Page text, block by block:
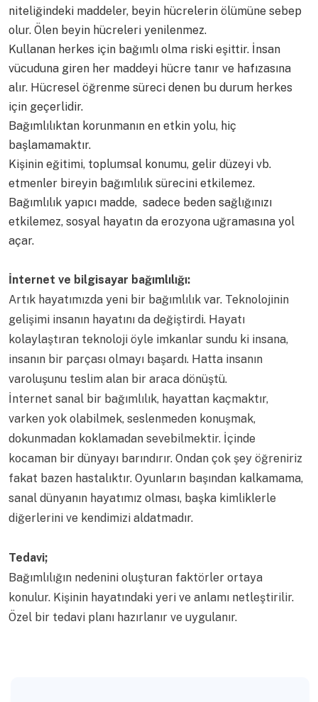
niteliğindeki maddeler, beyin hücrelerin ölümüne sebep
olur. Ölen beyin hücreleri yenilenmez.
Kullanan herkes için bağımlı olma riski eşittir. İnsan
vücuduna giren her maddeyi hücre tanır ve hafızasına
alır. Hücresel öğrenme süreci denen bu durum herkes
için geçerlidir.
Bağımlılıktan korunmanın en etkin yolu, hiç
başlamamaktır.
Kişinin eğitimi, toplumsal konumu, gelir düzeyi vb.
etmenler bireyin bağımlılık sürecini etkilemez.
Bağımlılık yapıcı madde, sadece beden sağlığınızı
etkilemez, sosyal hayatın da erozyona uğramasına yol
açar.
İnternet ve bilgisayar bağımlılığı:
Artık hayatımızda yeni bir bağımlılık var. Teknolojinin
gelişimi insanın hayatını da değiştirdi. Hayatı
kolaylaştıran teknoloji öyle imkanlar sundu ki insana,
insanın bir parçası olmayı başardı. Hatta insanın
varoluşunu teslim alan bir araca dönüştü.
İnternet sanal bir bağımlılık, hayattan kaçmaktır,
varken yok olabilmek, seslenmeden konuşmak,
dokunmadan koklamadan sevebilmektir. İçinde
kocaman bir dünyayı barındırır. Ondan çok şey öğreniriz
fakat bazen hastalıktır. Oyunların başından kalkamama,
sanal dünyanın hayatımız olması, başka kimliklerle
diğerlerini ve kendimizi aldatmadır.
Tedavi;
Bağımlılığın nedenini oluşturan faktörler ortaya
konulur. Kişinin hayatındaki yeri ve anlamı netleştirilir.
Özel bir tedavi planı hazırlanır ve uygulanır.